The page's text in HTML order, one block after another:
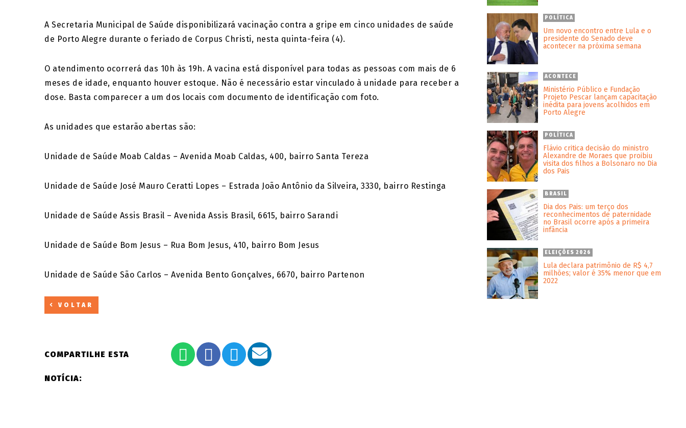
A Secretaria Municipal de Saúde disponibilizará vacinação contra a gripe em cinco unidades de saúde
de Porto Alegre durante o feriado de Corpus Christi, nesta quinta-feira (4).
O atendimento ocorrerá das 10h às 19h. A vacina está disponível para todas as pessoas com mais de 6
meses de idade, enquanto houver estoque. Não é necessário estar vinculado à unidade para receber a
dose. Basta comparecer a um dos locais com documento de identificação com foto.
As unidades que estarão abertas são:
Unidade de Saúde Moab Caldas – Avenida Moab Caldas, 400, bairro Santa Tereza
Unidade de Saúde José Mauro Ceratti Lopes – Estrada João Antônio da Silveira, 3330, bairro Restinga
Unidade de Saúde Assis Brasil – Avenida Assis Brasil, 6615, bairro Sarandi
Unidade de Saúde Bom Jesus – Rua Bom Jesus, 410, bairro Bom Jesus
Unidade de Saúde São Carlos – Avenida Bento Gonçalves, 6670, bairro Partenon
VOLTAR
COMPARTILHE ESTA
NOTÍCIA:
POLÍTICA
Um novo encontro entre Lula e o
presidente do Senado deve
acontecer na próxima semana
ACONTECE
Ministério Público e Fundação
Projeto Pescar lançam capacitação
inédita para jovens acolhidos em
Porto Alegre
POLÍTICA
Flávio critica decisão do ministro
Alexandre de Moraes que proibiu
visita dos filhos a Bolsonaro no Dia
dos Pais
BRASIL
Dia dos Pais: um terço dos
reconhecimentos de paternidade
no Brasil ocorre após a primeira
infância
ELEIÇÕES 2026
Lula declara patrimônio de R$ 4,7
milhões; valor é 35% menor que em
2022